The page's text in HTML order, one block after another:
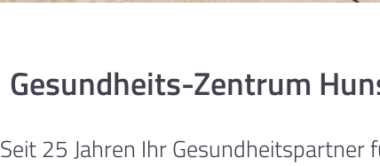
Gesundheits-Zentrum
Seit 25 Jahren Ihr Gesundheitspartner